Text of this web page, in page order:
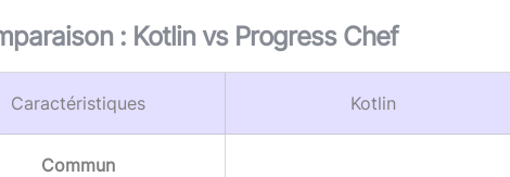
: Kotlinvs Progress Chef
Caractéristiques Kotlin
Commun